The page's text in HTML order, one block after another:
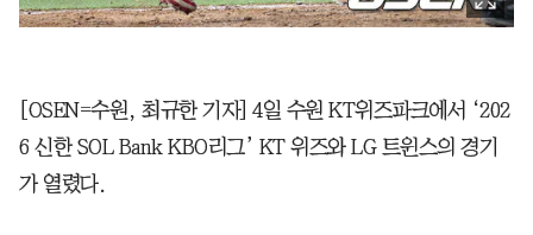
[OSEN=수원, 최규한 기자] 4일 수원 KT위즈파크에서 ‘202
6 신한 SOL Bank KBO리그’ KT 위즈와 LG 트윈스의 경기
가 열렸다.